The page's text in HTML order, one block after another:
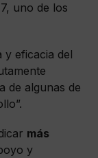
uno de los
y eficacia del
de algunas de
más
y